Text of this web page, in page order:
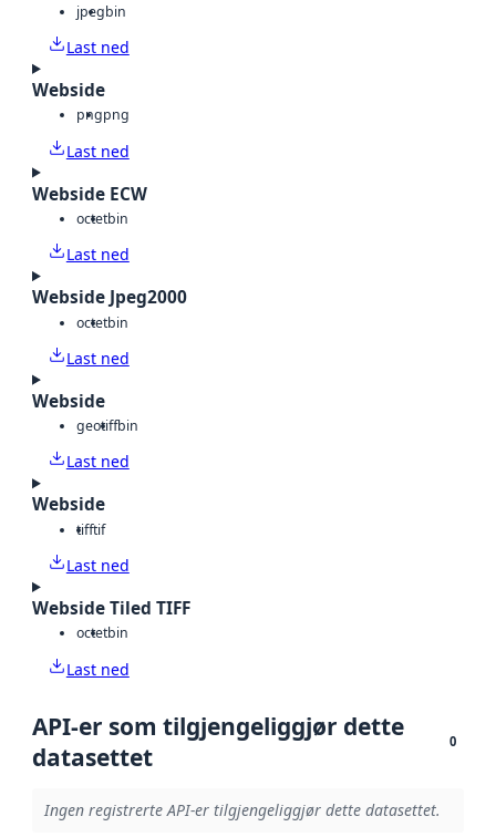
jpegbin
Last ned
Webside
pngpng
Last ned
Webside ECW
octetbin
Last ned
Webside Jpeg2000
octetbin
Last ned
Webside
geotiffbin
Last ned
Webside
tifftif
Last ned
Webside Tiled TIFF
octetbin
Last ned
API-er som tilgjengeliggjør dette
datasettet
0
Ingen registrerte API-er tilgjengeliggjør dette datasettet.